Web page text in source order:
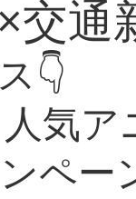
交通
👇
気
ペー